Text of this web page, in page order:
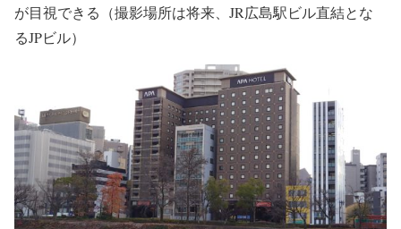
が目視できる（撮影場所は将来、JR広島駅ビル直結とな
るJPビル）